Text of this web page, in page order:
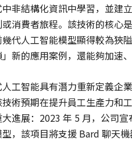
非結構化資訊中學習，並建
消費者旅程。該技術的核心
代人工智能模型顯得較為狹
」新的應用案例，還能夠加速
工智能具有潛力重新定義企
術預期在提升員工生產力和
進展：2023 年 5 月，公司
，該項目將支援 Bard 聊天機